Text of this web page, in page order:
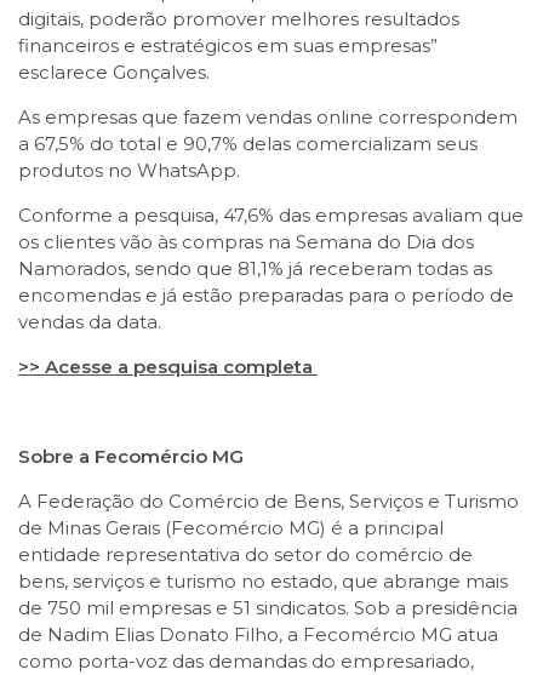
digitais, poderão promover melhores resultados
financeiros e estratégicos em suas empresas”
esclarece Gonçalves.
As empresas que fazem vendas online correspondem
a 67,5% do total e 90,7% delas comercializam seus
produtos no WhatsApp.
Conforme a pesquisa, 47,6% das empresas avaliam que
os clientes vão às compras na Semana do Dia dos
Namorados, sendo que 81,1% já receberam todas as
encomendas e já estão preparadas para o período de
vendas da data.
>> Acesse a pesquisa completa
Sobre a Fecomércio MG
A Federação do Comércio de Bens, Serviços e Turismo
de Minas Gerais (Fecomércio MG) é a principal
entidade representativa do setor do comércio de
bens, serviços e turismo no estado, que abrange mais
de 750 mil empresas e 51 sindicatos. Sob a presidência
de Nadim Elias Donato Filho, a Fecomércio MG atua
como porta-voz das demandas do empresariado,